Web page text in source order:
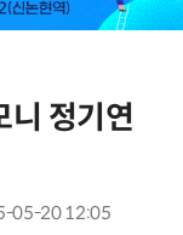
니 정기연
05-20 12:05